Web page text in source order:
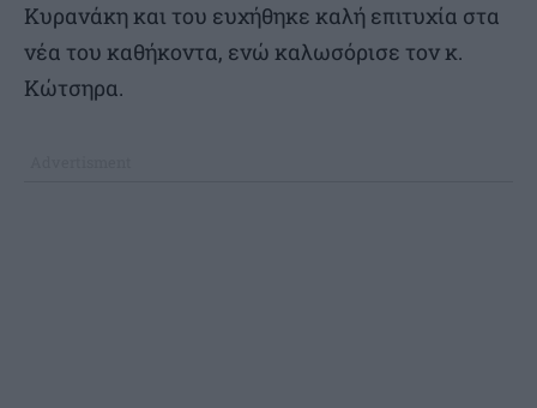
Κυρανάκη και του ευχήθηκε καλή επιτυχία στα
νέα του καθήκοντα, ενώ καλωσόρισε τον κ.
Κώτσηρα.